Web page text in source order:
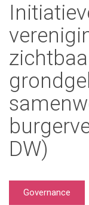
DW)
Governance